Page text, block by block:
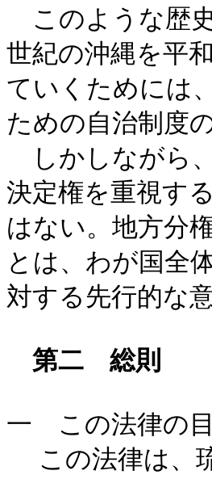
このような歴
世紀の沖縄を平
ていくためには
ための自治制度
しかしながら
決定権を重視す
はない。地方分
とは、わが国全
対する先行的な
第二 総則
一 この法律の
この法律は、